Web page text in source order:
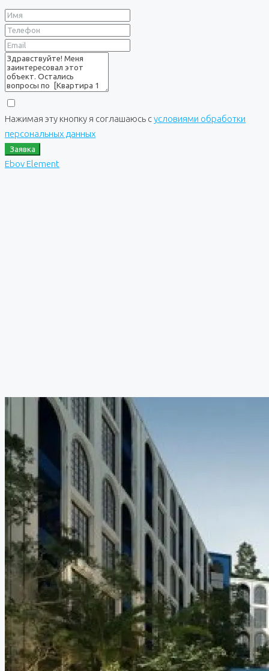
Нажимая эту кнопку я соглашаюсь сусловиями обработки
персональных данных
Заявка
Ebov Element